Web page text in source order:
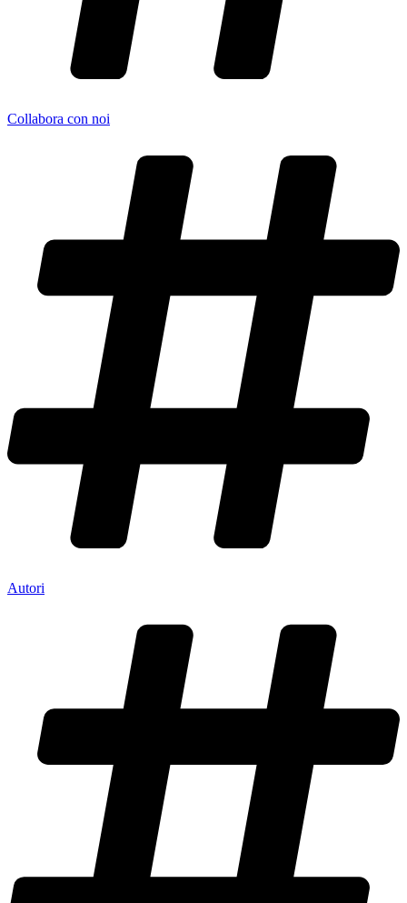
Collabora con noi
Autori